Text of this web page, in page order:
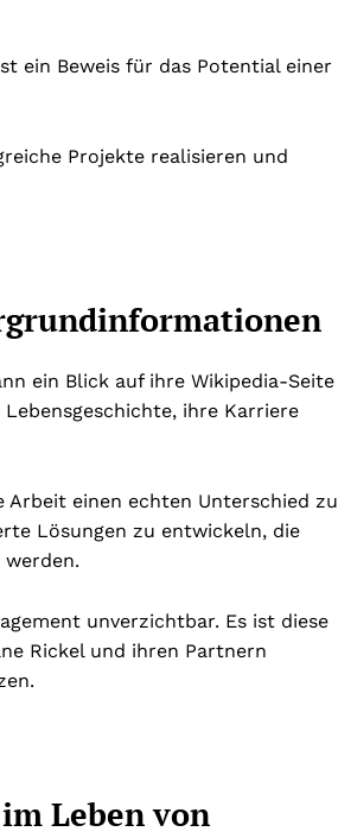
ein Beweis für das Potential einer
Projekte realisieren und
ein Blick auf ihre Wikipedia-Seite
ihre Karriere
einen echten Unterschied zu
Lösungen zu entwickeln, die
unverzichtbar. Es ist diese
Rickel und ihren Partnern
Leben von